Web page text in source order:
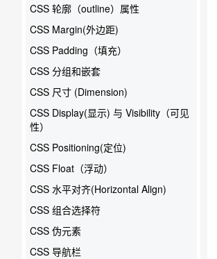
CSS 轮廓（outline）属性
CSS Margin(外边距)
CSS Padding（填充）
CSS 分组和嵌套
CSS 尺寸 (Dimension)
CSS Display(显示) 与 Visibility（可见
性）
CSS Positioning(定位)
CSS Float（浮动）
CSS 水平对齐(Horizontal Align)
CSS 组合选择符
CSS 伪元素
CSS 导航栏